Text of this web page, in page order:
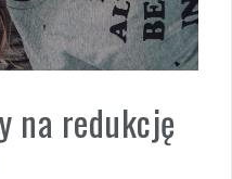
na redukcję